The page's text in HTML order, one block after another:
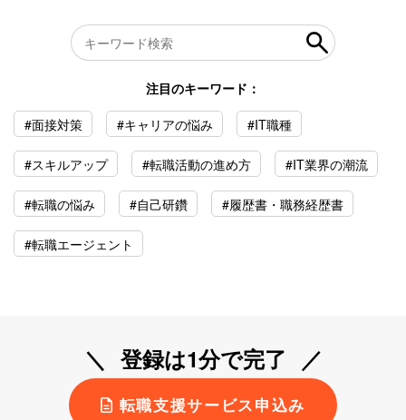
注目のキーワード：
#面接対策
#キャリアの悩み #IT職種
#スキルアップ #転職活動の進め方 #IT業界の潮流
#転職の悩み #自己研鑽 #履歴書・職務経歴書
#転職エージェント
登録は1分で完了
転職支援サービス申込み